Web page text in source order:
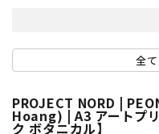
全
PROJECT NORD |
Hoang) | A3 アートプ
ク ボタニカル】